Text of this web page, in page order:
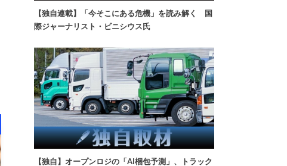
【独自連載】「今そこにある危機」を読み解く 国
際ジャーナリスト・ビニシウス氏
【独自】オープンロジの「AI梱包予測」、トラック